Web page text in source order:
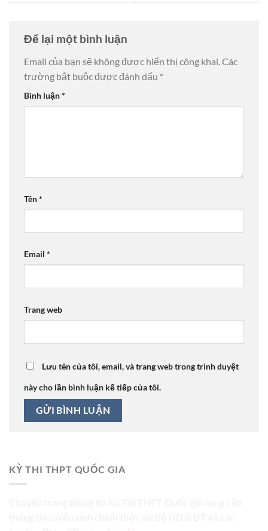
Để lại một bình luận
Email của bạn sẽ không được hiển thị công khai. Các
trường bắt buộc được đánh dấu *
Bình luận*
Tên*
Email *
Trang web
Lưu tên của tôi, email, và trang web trong trình duyệt
này cho lần bình luận kế tiếp của tôi.
KỲ THI THPT QUỐC GIA